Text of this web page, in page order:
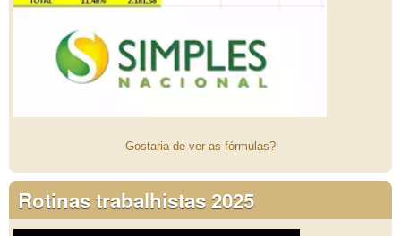
Gostaria de ver as fórmulas?
Rotinas trabalhistas 2025